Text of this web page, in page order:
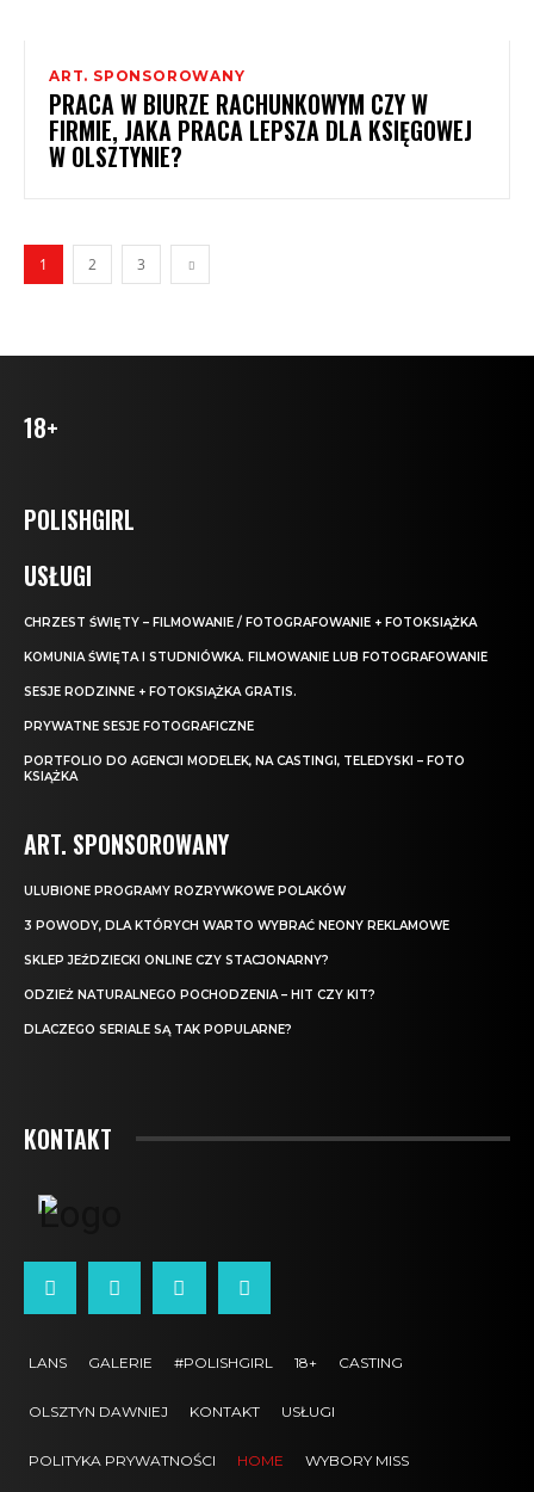
ART. SPONSOROWANY
PRACA W BIURZE RACHUNKOWYM CZY W
FIRMIE, JAKA PRACA LEPSZA DLA KSIĘGOWEJ
W OLSZTYNIE?
1 2 3
18+
POLISHGIRL
USŁUGI
CHRZEST ŚWIĘTY – FILMOWANIE / FOTOGRAFOWANIE + FOTOKSIĄŻKA
KOMUNIA ŚWIĘTA I STUDNIÓWKA. FILMOWANIE LUB FOTOGRAFOWANIE
SESJE RODZINNE + FOTOKSIĄŻKA GRATIS.
PRYWATNE SESJE FOTOGRAFICZNE
PORTFOLIO DO AGENCJI MODELEK, NA CASTINGI, TELEDYSKI – FOTO
KSIĄŻKA
ART. SPONSOROWANY
ULUBIONE PROGRAMY ROZRYWKOWE POLAKÓW
3 POWODY, DLA KTÓRYCH WARTO WYBRAĆ NEONY REKLAMOWE
SKLEP JEŹDZIECKI ONLINE CZY STACJONARNY?
ODZIEŻ NATURALNEGO POCHODZENIA – HIT CZY KIT?
DLACZEGO SERIALE SĄ TAK POPULARNE?
KONTAKT
LANS GALERIE #POLISHGIRL 18+ CASTING
OLSZTYN DAWNIEJ KONTAKT USŁUGI
POLITYKA PRYWATNOŚCI HOME WYBORY MISS